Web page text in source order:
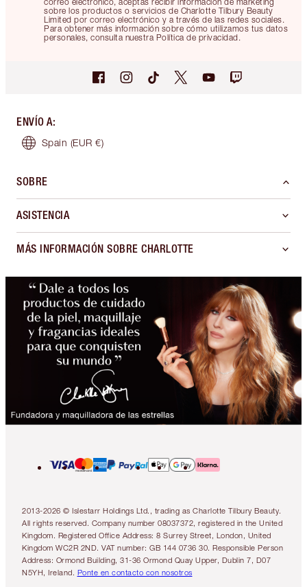
sobre los productos o servicios de Charlotte Tilbury Beauty
Limited por correo electrónico y a través de las redes sociales.
Para obtener más información sobre cómo utilizamos tus datos
personales, consulta nuestra Política de privacidad.
ENVÍO A:
Spain (EUR €)
SOBRE
ASISTENCIA
MÁS INFORMACIÓN SOBRE CHARLOTTE
2013-2026 © Islestarr Holdings Ltd., trading as Charlotte Tilbury Beauty.
All rights reserved. Company number 08037372, registered in the United
Kingdom. Registered Office Address: 8 Surrey Street, London, United
Kingdom WC2R 2ND. VAT number: GB 144 0736 30. Responsible Person
Address: Ormond Building, 31-36 Ormond Quay Upper, Dublin 7, D07
N5YH, Ireland. Ponte en contacto con nosotros